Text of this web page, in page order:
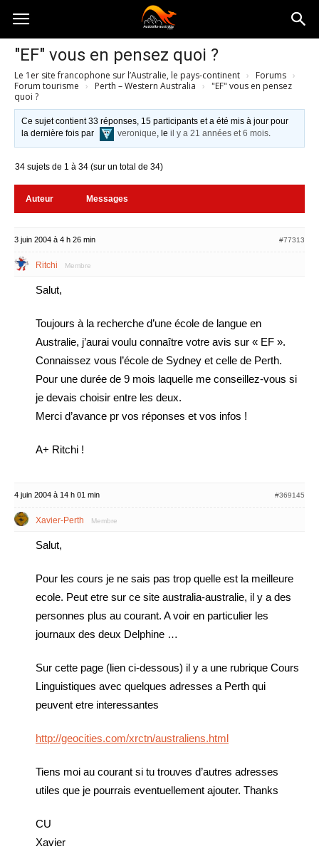
Australia-
australie.com
"EF" vous en pensez quoi ?
Le 1er site francophone sur l’Australie, le pays-continent › Forums ›
Forum tourisme › Perth – Western Australia ›
"EF" vous en pensez
quoi ?
Ce sujet contient 33 réponses, 15 participants et a été mis à jour pour
la dernière fois par
veronique, leil y a 21 années et 6 mois.
34 sujets de 1 à 34 (sur un total de 34)
Auteur Messages
3 juin 2004 à 4 h 26 min #77313
Ritchi Membre
Salut,
Toujours à la recherche d’une école de langue en
Australie, j’aurai voulu connaître votre avis sur « EF ».
Connaissez vous l’école de Sydney et celle de Perth.
Pour une durée de 9 mois laquelle me conseillez-vous si
je devais choisir entre les deux.
Merci d’avance pr vos réponses et vos infos !
A+ Ritchi !
4 juin 2004 à 14 h 01 min #369145
Xavier-Perth Membre
Salut,
Pour les cours je ne sais pas trop quelle est la meilleure
ecole. Peut etre sur ce site australia-australie, il y a des
personnes plus au courant. A voir en particulier les
journaux des deux Delphine …
Sur cette page (lien ci-dessous) il y a une rubrique Cours
Linguistiques avec quelques adresses a Perth qui
peuvent etre interessantes
http://geocities.com/xrctn/australiens.html
Tiens moi au courant si tu trouves d’autres adresses
utiles que je pourrais eventuellement ajouter. Thanks
CU
Xavier